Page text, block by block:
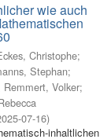
wie auch
Christophe;
Stephan;
Remmert, Volker;
07-16)
inhaltlichen